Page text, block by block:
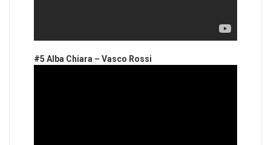
#5 Alba Chiara – Vasco Rossi